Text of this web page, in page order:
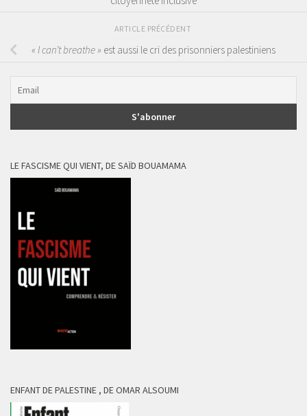
ARTICLE PRÉCÉDENT
« I can’t breathe » est aussi le cri des prisonniers palestiniens
LE FASCISME QUI VIENT, DE SAÏD BOUAMAMA
ENFANT DE PALESTINE , DE OMAR ALSOUMI